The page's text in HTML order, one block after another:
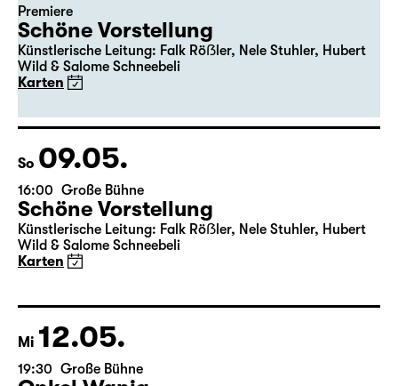
Sa 08.05.
19:30
Große Bühne
Premiere
Schöne Vorstellung
Künstlerische Leitung: Falk Röẞler, Nele Stuhler, Hubert
Wild & Salome Schneebeli
Karten
So 09.05.
16:00 Große Bühne
Schöne Vorstellung
Wild & Salome Schneebeli
Karten